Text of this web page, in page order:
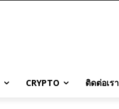
CRYPTO ติดต่อเรา